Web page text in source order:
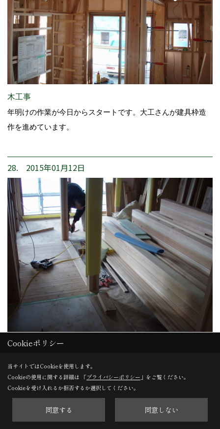
木工事
年明けの作業が今日からスタートです。大工さんが建具枠造
作を進めています。
28. 2015年01月12日
木工事
床板張りへと作業を進めています。
29. 2015年01月15日
Cookieポリシー
当サイトではCookieを使用します。
Cookieの使用に関する詳細は 「プライバシーポリシー 」をご覧ください。
Cookieを受け入れるか拒否するか選択してください。
同意する 同意しない